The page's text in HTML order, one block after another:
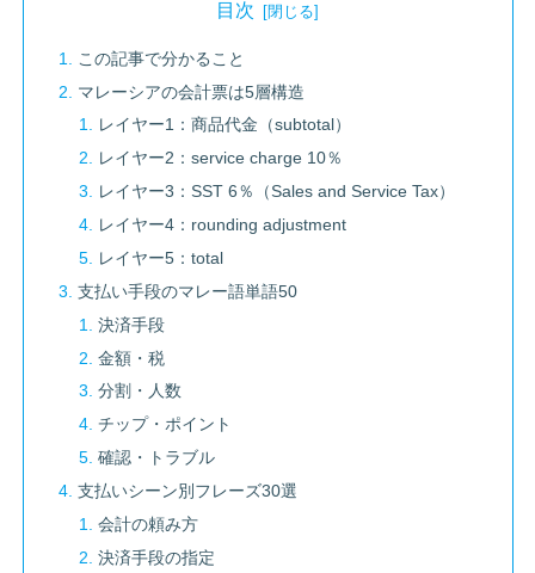
目次
この記事で分かること
マレーシアの会計票は5層構造
レイヤー1：商品代金（subtotal）
レイヤー2：service charge 10％
レイヤー3：SST 6％（Sales and Service Tax）
レイヤー4：rounding adjustment
レイヤー5：total
支払い手段のマレー語単語50
決済手段
金額・税
分割・人数
チップ・ポイント
確認・トラブル
支払いシーン別フレーズ30選
会計の頼み方
決済手段の指定